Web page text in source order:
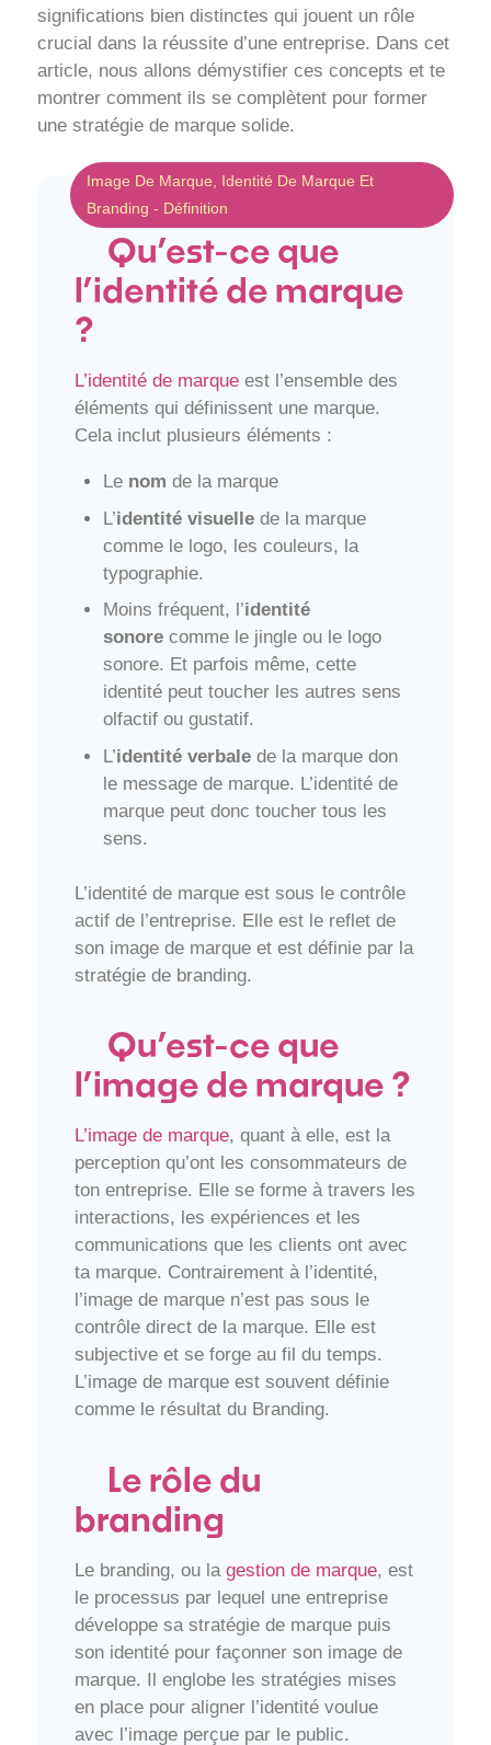
significations bien distinctes qui jouent un rôle
crucial dans la réussite d’une entreprise. Dans cet
article, nous allons démystifier ces concepts et te
montrer comment ils se complètent pour former
une stratégie de marque solide.
Image De Marque, Identité De Marque Et
Branding - Définition
Qu’est-ce que
l’identité de marque
?
L’identité de marque est l’ensemble des
éléments qui définissent une marque.
Cela inclut plusieurs éléments :
Le nom de la marque
L’identité visuellede la marque
comme le logo, les couleurs, la
typographie.
Moins fréquent, l’identité
sonorecomme le jingle ou le logo
sonore. Et parfois même, cette
identité peut toucher les autres sens
olfactif ou gustatif.
L’identité verbalede la marque don
le message de marque. L’identité de
marque peut donc toucher tous les
sens.
L’identité de marque est sous le contrôle
actif de l’entreprise. Elle est le reflet de
son image de marque et est définie par la
stratégie de branding.
Qu’est-ce que
l’image de marque ?
L’image de marque, quant à elle, est la
perception qu’ont les consommateurs de
ton entreprise. Elle se forme à travers les
interactions, les expériences et les
communications que les clients ont avec
ta marque. Contrairement à l’identité,
l’image de marque n’est pas sous le
contrôle direct de la marque. Elle est
subjective et se forge au fil du temps.
L’image de marque est souvent définie
comme le résultat du Branding.
Le rôle du
branding
Le branding, ou la gestion de marque, est
le processus par lequel une entreprise
développe sa stratégie de marque puis
son identité pour façonner son image de
marque. Il englobe les stratégies mises
en place pour aligner l’identité voulue
avec l’image perçue par le public.